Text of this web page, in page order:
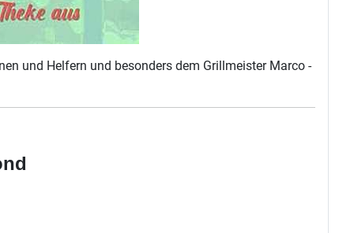
und Helfern und besonders dem Grillmeister Marco -